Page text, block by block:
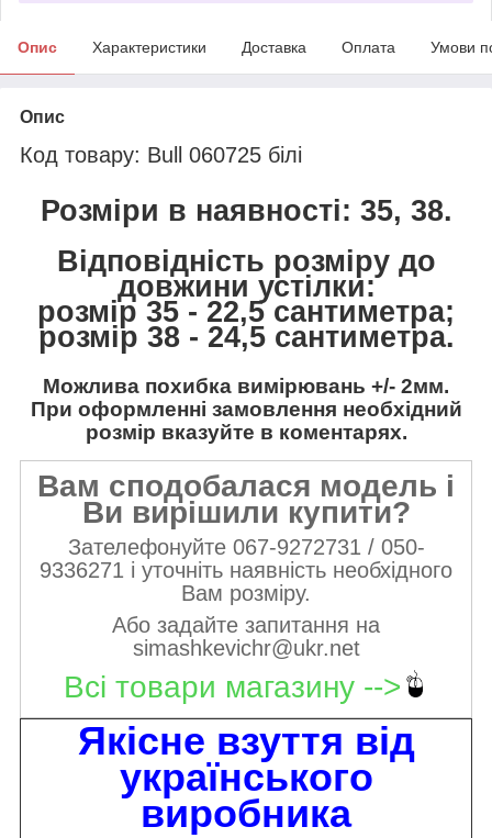
Опис Характеристики Доставка Оплата Умови
Опис
Код товару: Bull 060725 білі
Розміри в наявності: 35, 38.
Відповідність розміру до
довжини устілки:
розмір 35 - 22,5 сантиметра;
розмір 38 - 24,5 сантиметра.
Можлива похибка вимірювань +/- 2мм.
При оформленні замовлення необхідний
розмір вказуйте в коментарях.
Вам сподобалася модель і
Ви вирішили купити?
Зателефонуйте 067-9272731 / 050-
9336271 і уточніть наявність необхідного
Вам розміру.
Або задайте запитання на
simashkevichr@ukr.net
Всі товари магазину -->
Якісне взуття від
українського
виробника